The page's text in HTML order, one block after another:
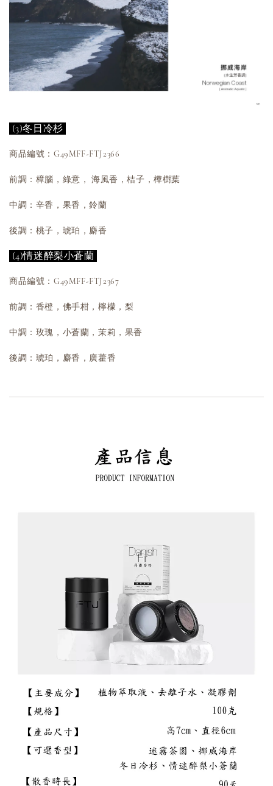
(3)冬日冷杉
商品編號：G49MFF-FTJ2366
前調：樟腦，綠意， 海風香，桔子，樺樹葉
中調：辛香，果香，鈴蘭
後調：桃子，琥珀，麝香
(4)情迷醉梨小蒼蘭
商品編號：G49MFF-FTJ2367
前調：香橙，佛手柑，檸檬，梨
中調：玫瑰，小蒼蘭，茉莉，果香
後調：琥珀，麝香，廣藿香